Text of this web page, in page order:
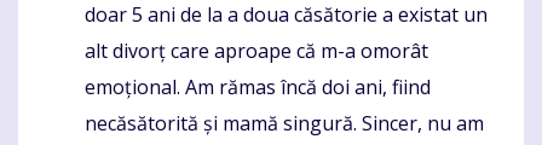
doar 5 ani de la a doua căsătorie a existat un
alt divorț care aproape că m-a omorât
emoțional. Am rămas încă doi ani, fiind
necăsătorită și mamă singură. Sincer, nu am